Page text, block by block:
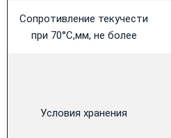
Сопротивление текучести
при 70°С,мм, не более
Условия хранения